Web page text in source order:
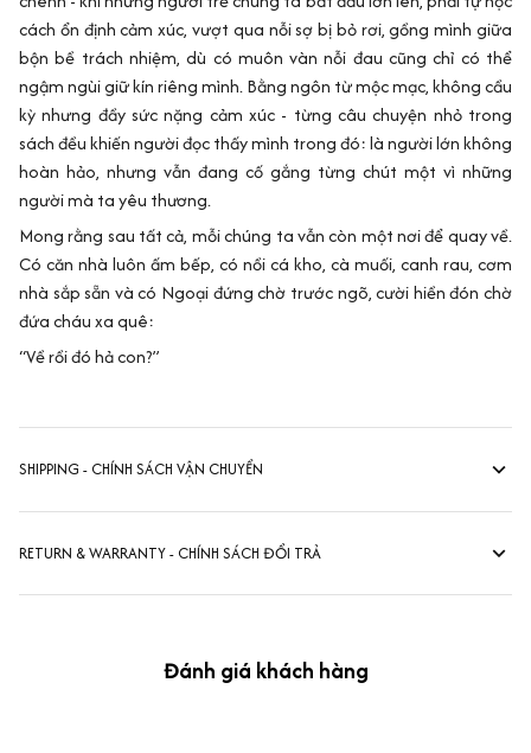
cách ổn định cảm xúc, vượt qua nỗi sợ bị bỏ rơi, gồng mình giữa
bộn bề trách nhiệm, dù có muôn vàn nỗi đau cũng chỉ có thể
ngậm ngùi giữ kín riêng mình. Bằng ngôn từ mộc mạc, không cầu
kỳ nhưng đầy sức nặng cảm xúc - từng câu chuyện nhỏ trong
sách đều khiến người đọc thấy mình trong đó: là người lớn không
hoàn hảo, nhưng vẫn đang cố gắng từng chút một vì những
người mà ta yêu thương.
Mong rằng sau tất cả, mỗi chúng ta vẫn còn một nơi để quay về.
Có căn nhà luôn ấm bếp, có nồi cá kho, cà muối, canh rau, cơm
nhà sắp sẵn và có Ngoại đứng chờ trước ngõ, cười hiền đón chờ
đứa cháu xa quê:
“Về rồi đó hả con?”
SHIPPING - CHÍNH SÁCH VẬN CHUYỂN
RETURN & WARRANTY - CHÍNH SÁCH ĐỔI TRẢ
Đánh giá khách hàng